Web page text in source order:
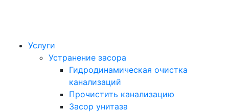
Услуги
Устранение засора
Гидродинамическая очистка
канализаций
Прочистить канализацию
Засор унитаза